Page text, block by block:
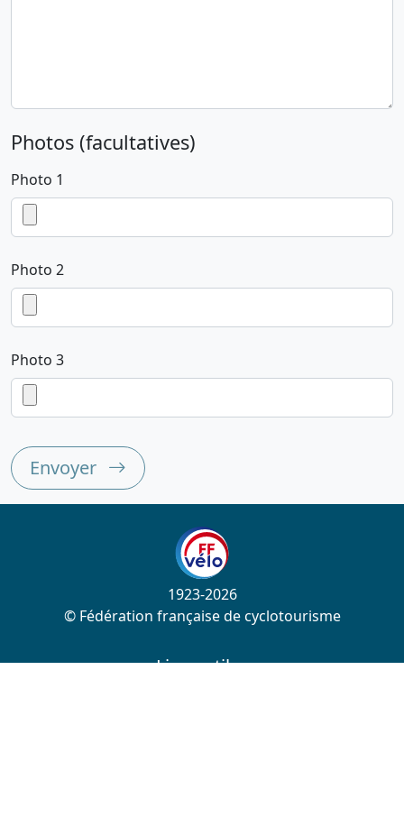
Photos (facultatives)
Photo 1
Photo 2
Photo 3
Envoyer
1923-2026
© Fédération française de cyclotourisme
Liens utiles